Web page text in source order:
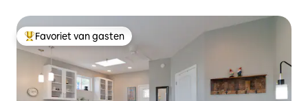
Topfavoriet van gasten
Favoriet van gasten